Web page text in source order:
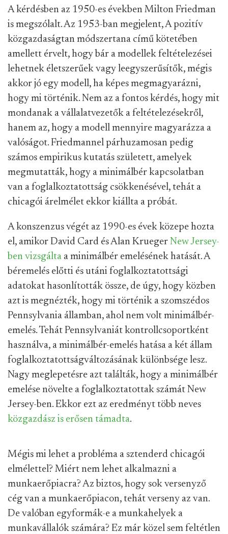
A kérdésben az 1950-es években Milton Friedman
is megszólalt. Az 1953-ban megjelent, A pozitív
közgazdaságtan módszertana című kötetében
amellett érvelt, hogy bár a modellek feltételezései
lehetnek életszerűek vagy leegyszerűsítők, mégis
akkor jó egy modell, ha képes megmagyarázni,
hogy mi történik. Nem az a fontos kérdés, hogy mit
mondanak a vállalatvezetők a feltételezésekről,
hanem az, hogy a modell mennyire magyarázza a
valóságot. Friedmannel párhuzamosan pedig
számos empirikus kutatás született, amelyek
megmutatták, hogy a minimálbér kapcsolatban
van a foglalkoztatottság csökkenésével, tehát a
chicagói árelmélet ekkor kiállta a próbát.
A konszenzus végét az 1990-es évek közepe hozta
el, amikor David Card és Alan Krueger New Jersey-
ben vizsgálta a minimálbér emelésének hatását. A
béremelés előtti és utáni foglalkoztatottsági
adatokat hasonlították össze, de úgy, hogy közben
azt is megnézték, hogy mi történik a szomszédos
Pennsylvania államban, ahol nem volt minimálbér-
emelés. Tehát Pennsylvaniát kontrollcsoportként
használva, a minimálbér-emelés hatása a két állam
foglalkoztatottságváltozásának különbsége lesz.
Nagy meglepetésre azt találták, hogy a minimálbér
emelése növelte a foglalkoztatottak számát New
Jersey-ben. Ekkor ezt az eredményt több neves
közgazdász is erősen támadta.
Mégis mi lehet a probléma a sztenderd chicagói
elmélettel? Miért nem lehet alkalmazni a
munkaerőpiacra? Az biztos, hogy sok versenyző
cég van a munkaerőpiacon, tehát verseny az van.
De valóban egyformák-e a munkahelyek a
munkavállalók számára? Ez már közel sem feltétlen